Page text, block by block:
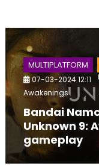
MULTIPLATFORM
07-03-2024 12:11
Awakenings
Bandai
Unknown 9:
gameplay